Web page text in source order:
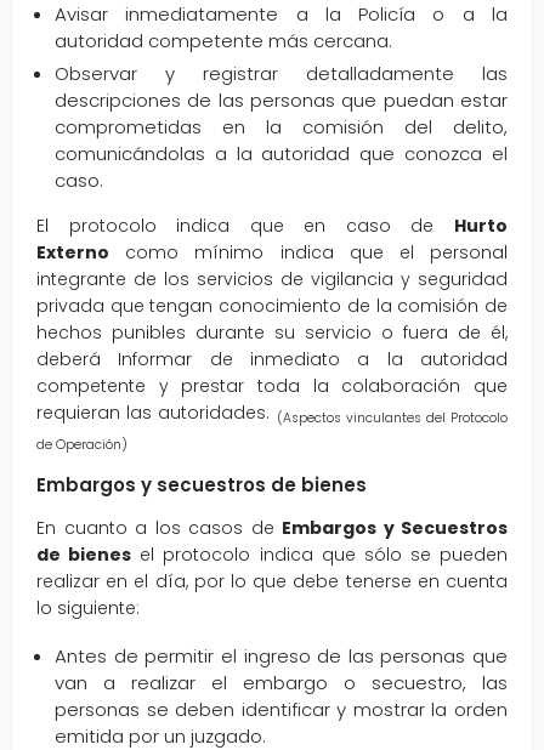
Avisar inmediatamente a la Policía o a la
autoridad competente más cercana.
Observar y registrar detalladamente las
descripciones de las personas que puedan estar
comprometidas en la comisión del delito,
comunicándolas a la autoridad que conozca el
caso.
El protocolo indica que en caso de Hurto
Externo como mínimo indica que el personal
integrante de los servicios de vigilancia y seguridad
privada que tengan conocimiento de la comisión de
hechos punibles durante su servicio o fuera de él,
deberá Informar de inmediato a la autoridad
competente y prestar toda la colaboración que
requieran las autoridades. (Aspectos vinculantes del Protocolo
de Operación)
Embargos y secuestros de bienes
En cuanto a los casos de Embargos y Secuestros
de bienes el protocolo indica que sólo se pueden
realizar en el día, por lo que debe tenerse en cuenta
lo siguiente:
Antes de permitir el ingreso de las personas que
van a realizar el embargo o secuestro, las
personas se deben identificar y mostrar la orden
emitida por un juzgado.